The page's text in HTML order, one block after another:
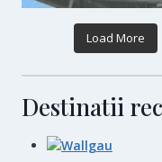
Load More
Destinatii